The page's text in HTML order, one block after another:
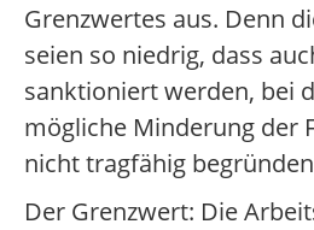
Grenzwertes aus. Denn
seien so niedrig, dass
sanktioniert werden, bei
mögliche Minderung der
nicht tragfähig
Der Grenzwert: Die